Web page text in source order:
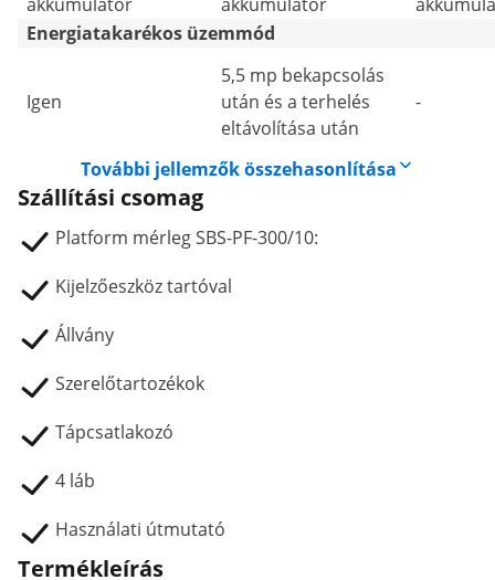
Energiatakarékos üzemmód
Igen
5,5 mp bekapcsolás
után és a terhelés
eltávolítása után
-
További jellemzők összehasonlítása
Szállítási csomag
Platform mérleg SBS-PF-300/10:
Kijelzőeszköz tartóval
Állvány
Szerelőtartozékok
Tápcsatlakozó
4 láb
Használati útmutató
Termékleírás